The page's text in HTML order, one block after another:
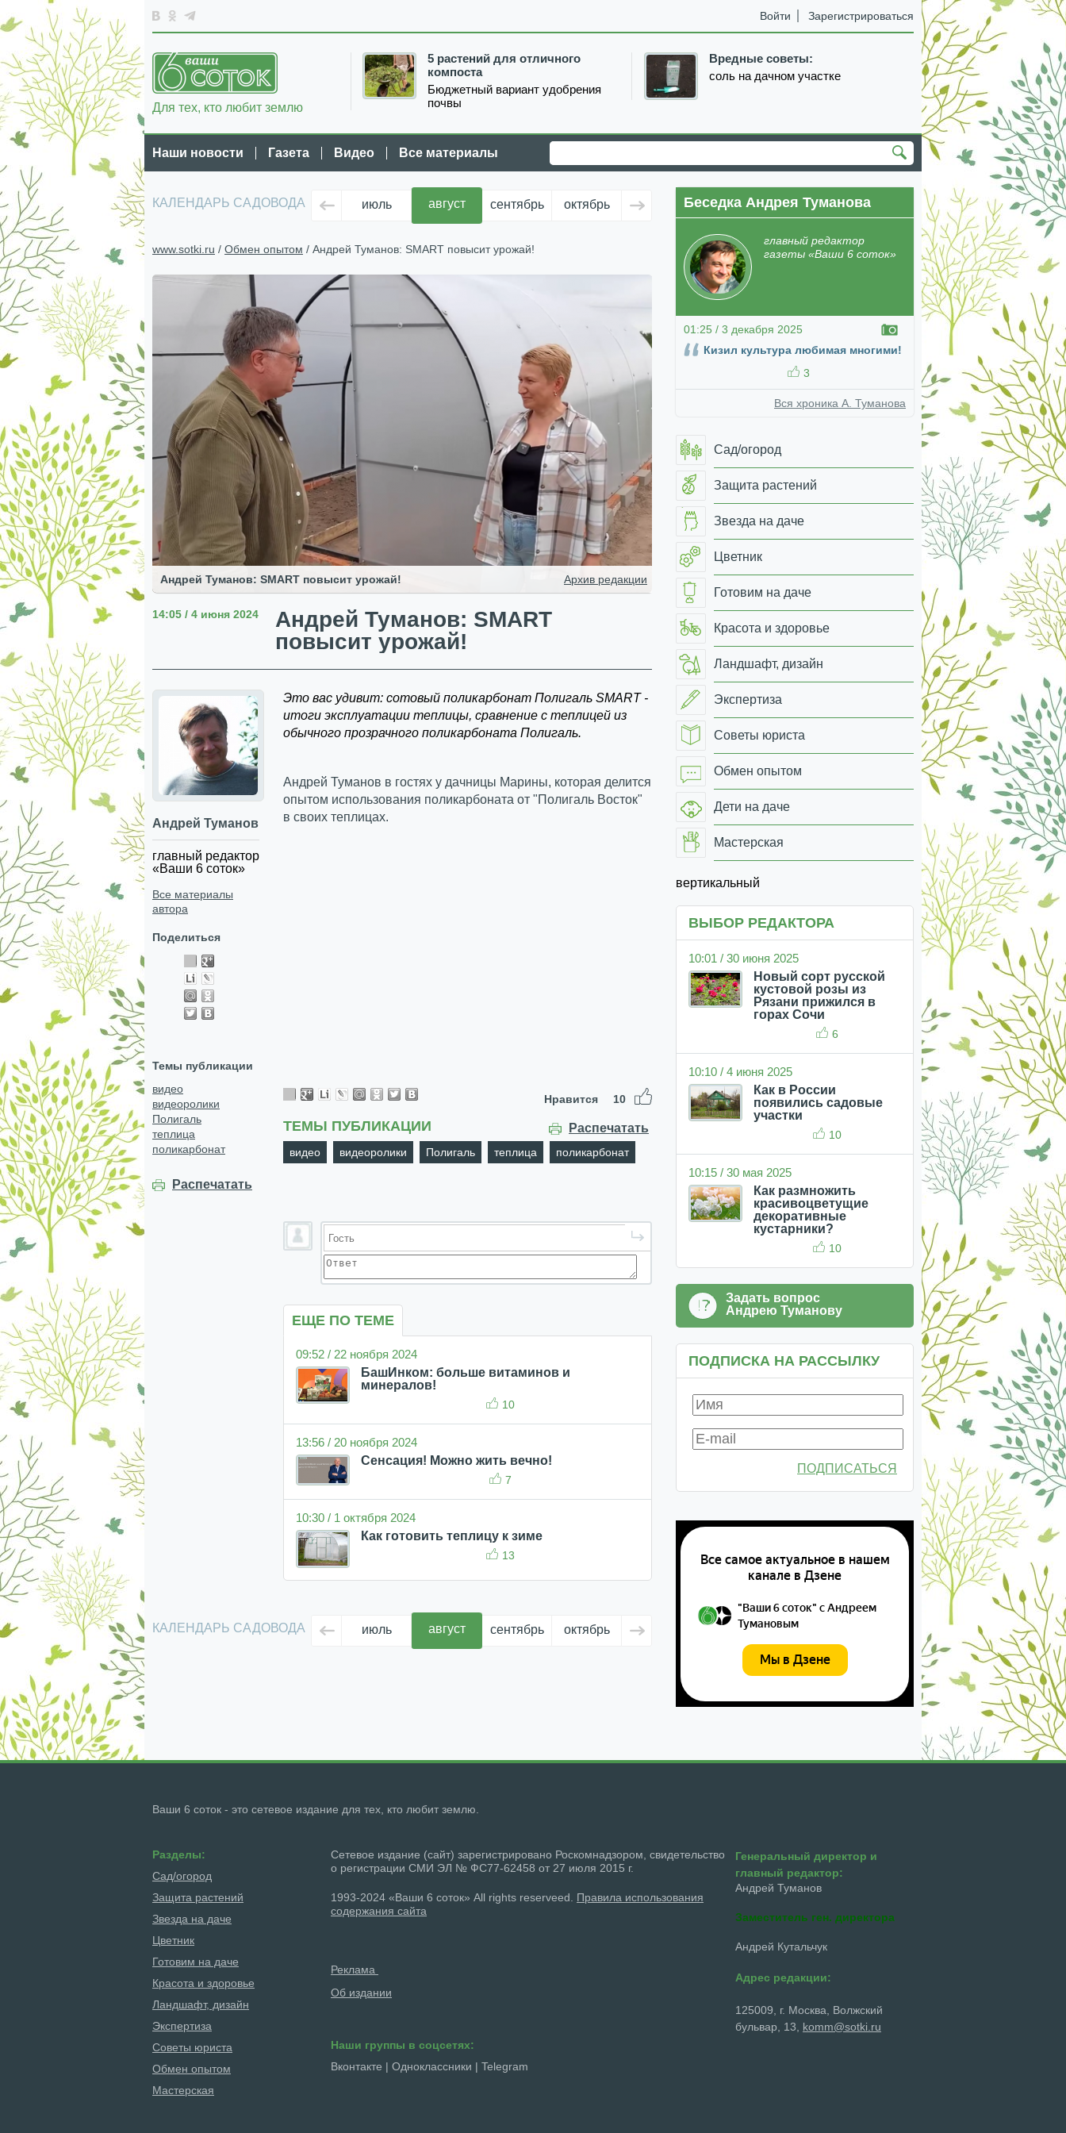
Войти Зарегистрироваться
5 растений для отличного
компоста
Бюджетный вариант удобрения
почвы
Вредные советы:
соль на дачном участке
Для тех, кто любит землю
Наши новости Газета Видео Все материалы
КАЛЕНДАРЬ САДОВОДА июль август сентябрь октябрь ноябрь декабрь январь февраль март апрель
www.sotki.ru / Обмен опытом / Андрей Туманов: SMART повысит урожай!
Архив редакции
Андрей Туманов: SMART повысит урожай!
14:05 / 4 июня 2024
Андрей Туманов: SMART
повысит урожай!
Андрей Туманов
главный редактор
«Ваши 6 соток»
Все материалы
автора
Поделиться
Темы публикации
видео
видеоролики
Полигаль
теплица
поликарбонат
Распечатать
Это вас удивит: сотовый поликарбонат Полигаль SMART -
итоги эксплуатации теплицы, сравнение с теплицей из
обычного прозрачного поликарбоната Полигаль.
Андрей Туманов в гостях у дачницы Марины, которая делится
опытом использования поликарбоната от "Полигаль Восток"
в своих теплицах.
Нравится 10
Распечатать
ТЕМЫ ПУБЛИКАЦИИ
видео видеоролики Полигаль теплица поликарбонат
ЕЩЕ ПО ТЕМЕ
09:52 / 22 ноября 2024
БашИнком: больше витаминов и
минералов!
10
13:56 / 20 ноября 2024
Сенсация! Можно жить вечно!
7
10:30 / 1 октября 2024
Как готовить теплицу к зиме
13
КАЛЕНДАРЬ САДОВОДА июль август сентябрь октябрь ноябрь декабрь январь март апрель
Беседка Андрея Туманова
главный редактор
газеты «Ваши 6 соток»
01:25 / 3 декабря 2025
Кизил культура любимая многими!
3
Вся хроника А. Туманова
Сад/огород
Защита растений
Звезда на даче
Цветник
Готовим на даче
Красота и здоровье
Ландшафт, дизайн
Экспертиза
Советы юриста
Обмен опытом
Дети на даче
Мастерская
вертикальный
ВЫБОР РЕДАКТОРА
10:01 / 30 июня 2025
Новый сорт русской
кустовой розы из
Рязани прижился в
горах Сочи
6
10:10 / 4 июня 2025
Как в России
появились садовые
участки
10
10:15 / 30 мая 2025
Как размножить
красивоцветущие
декоративные
кустарники?
10
Задать вопрос
Андрею Туманову
ПОДПИСКА НА РАССЫЛКУ
ПОДПИСАТЬСЯ
Ваши 6 соток - это сетевое издание для тех, кто любит землю.
Разделы:
Сад/огород
Защита растений
Звезда на даче
Цветник
Готовим на даче
Красота и здоровье
Ландшафт, дизайн
Экспертиза
Советы юриста
Обмен опытом
Мастерская
Сетевое издание (сайт) зарегистрировано Роскомнадзором, свидетельство
о регистрации СМИ ЭЛ № ФС77-62458 от 27 июля 2015 г.
1993-2024 «Ваши 6 соток» All rights reserveed. Правила использования
содержания сайта
Реклама
Об издании
Наши группы в соцсетях:
Вконтакте | Одноклассники | Telegram
Генеральный директор и
главный редактор:
Андрей Туманов
Заместитель ген. директора
Андрей Кутальчук
Адрес редакции:
125009, г. Москва, Волжский
бульвар, 13, komm@sotki.ru